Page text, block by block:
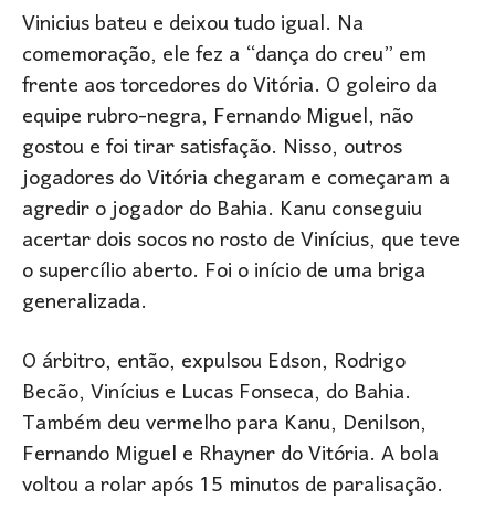
Vinicius bateu e deixou tudo igual. Na
comemoração, ele fez a “dança do creu” em
frente aos torcedores do Vitória. O goleiro da
equipe rubro-negra, Fernando Miguel, não
gostou e foi tirar satisfação. Nisso, outros
jogadores do Vitória chegaram e começaram a
agredir o jogador do Bahia. Kanu conseguiu
acertar dois socos no rosto de Vinícius, que teve
o supercílio aberto. Foi o início de uma briga
generalizada.
O árbitro, então, expulsou Edson, Rodrigo
Becão, Vinícius e Lucas Fonseca, do Bahia.
Também deu vermelho para Kanu, Denilson,
Fernando Miguel e Rhayner do Vitória. A bola
voltou a rolar após 15 minutos de paralisação.